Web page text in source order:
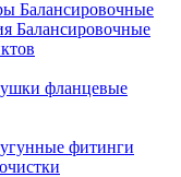
Балансировочные
Балансировочные
фланцевые
фитинги